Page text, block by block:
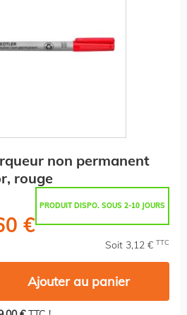
non permanent
rouge
PRODUIT DISPO. SOUS 2-10 JOURS
€
Soit 3,12 € TTC
Ajouter au panier